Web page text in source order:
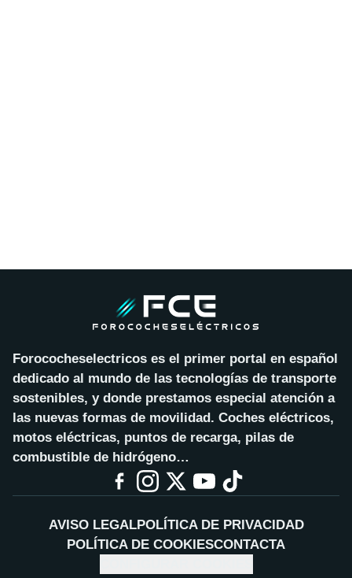
Forococheselectricos es el primer portal en español
dedicado al mundo de las tecnologías de transporte
sostenibles, y donde prestamos especial atención a
las nuevas formas de movilidad. Coches eléctricos,
motos eléctricas, puntos de recarga, pilas de
combustible de hidrógeno…
AVISO LEGALPOLÍTICA DE PRIVACIDAD
POLÍTICA DE COOKIESCONTACTA